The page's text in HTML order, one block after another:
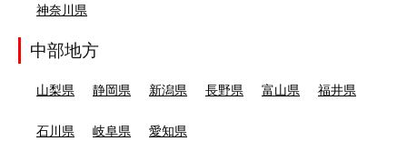
神奈川県
中部地方
山梨県 静岡県 新潟県 長野県 富山県 福井県
石川県 岐阜県 愛知県